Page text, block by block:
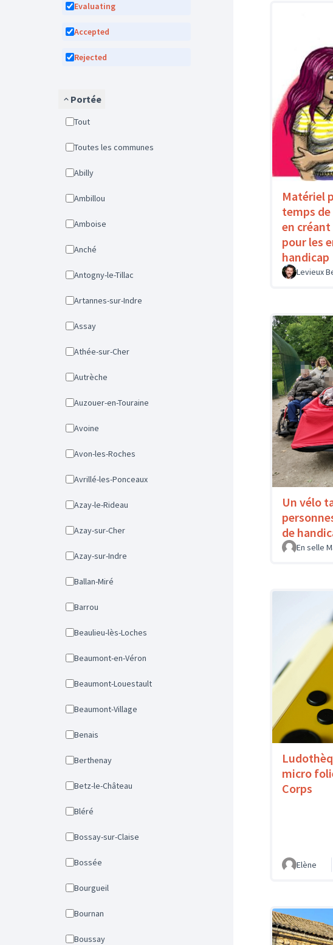
Evaluating
Accepted
Rejected
Portée
Tout
Toutes les communes
Abilly
Ambillou
Amboise
Anché
Antogny-le-Tillac
Artannes-sur-Indre
Assay
Athée-sur-Cher
Autrèche
Auzouer-en-Touraine
Avoine
Avon-les-Roches
Avrillé-les-Ponceaux
Azay-le-Rideau
Azay-sur-Cher
Azay-sur-Indre
Ballan-Miré
Barrou
Beaulieu-lès-Loches
Beaumont-en-Véron
Beaumont-Louestault
Beaumont-Village
Benais
Berthenay
Betz-le-Château
Bléré
Bossay-sur-Claise
Bossée
Bourgueil
Bournan
Boussay
Matériel
temps
en
pour les
handicap
Levieux
Un vélo
de
En selle
micro
Corps
Elène